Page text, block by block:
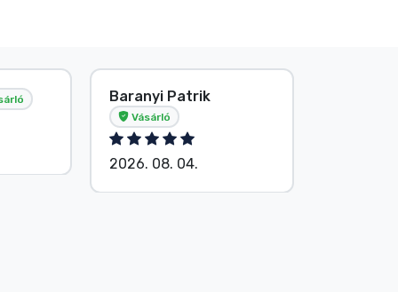
Baranyi Patrik
Vásárló
2026. 08. 04.